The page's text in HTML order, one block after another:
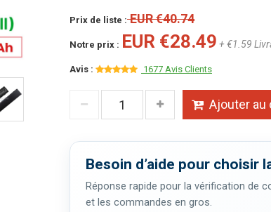
Prix de liste :EUR €40.74
Notre prix : EUR €28.49 + €1.59
Avis : 1677 Avis Clients
Ajouter au
Besoin d’aide pour choisir
Réponse rapide pour la vérification de
et les commandes en gros.